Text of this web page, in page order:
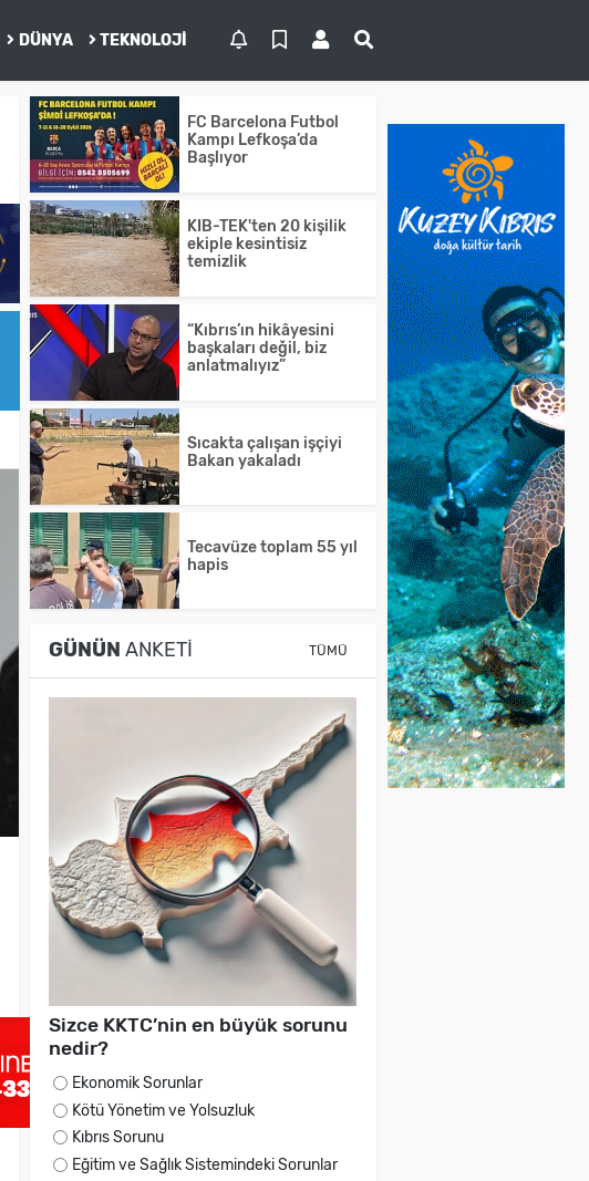
DÜNYA TEKNOLOJI
FC Barcelona Futbol
Kampı Lefkoşa’da
Başlıyor
KIB-TEK'ten 20 kişilik
ekiple kesintisiz
temizlik
“Kıbrıs’ın hikâyesini
başkaları değil, biz
anlatmalıyız”
Sıcakta çalışan işçiyi
Bakan yakaladı
Tecavüze toplam 55 yıl
hapis
GÜNÜN ANKETI TÜMÜ
Sizce KKTC’nin en büyük sorunu
nedir?
Ekonomik Sorunlar
Kötü Yönetim ve Yolsuzluk
Kıbrıs Sorunu
Eğitim ve Sağlık Sistemindeki Sorunlar